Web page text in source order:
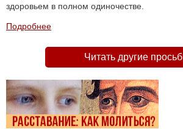
здоровьем в полном одиночестве.
Подробнее
Читать другие